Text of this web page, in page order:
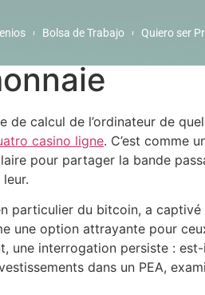
Bolsa de Trabajo Quiero ser
calcul de l’ordinateur de
casino ligne. C’est comme
pour partager la bande
particulier du bitcoin, a captivé
une option attrayante pour
interrogation persiste :
dans un PEA,